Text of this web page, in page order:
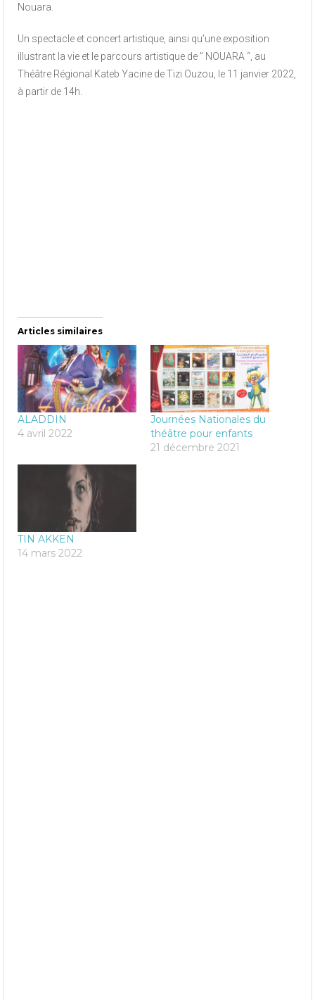
Nouara.
Un spectacle et concert artistique, ainsi qu’une exposition
illustrant la vie et le parcours artistique de ” NOUARA “, au
Théâtre Régional Kateb Yacine de Tizi Ouzou, le 11 janvier 2022,
à partir de 14h.
Articles similaires
ALADDIN
4 avril 2022
Journées Nationales du
théâtre pour enfants
21 décembre 2021
TIN AKKEN
14 mars 2022